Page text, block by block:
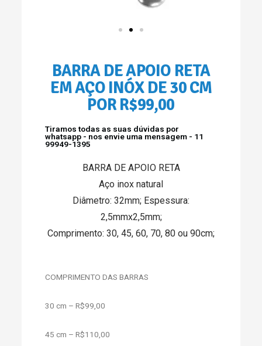
BARRA DE APOIO RETA
EM AÇO INÓX DE 30 CM
POR R$99,00
Tiramos todas as suas dúvidas por
whatsapp - nos envie uma mensagem - 11
99949-1395
BARRA DE APOIO RETA
Aço inox natural
Diâmetro: 32mm; Espessura:
2,5mmx2,5mm;
Comprimento: 30, 45, 60, 70, 80 ou 90cm;
COMPRIMENTO DAS BARRAS
30 cm – R$99,00
45 cm – R$110,00